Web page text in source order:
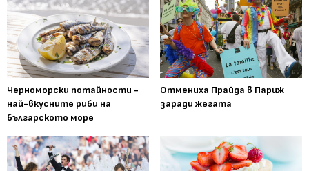
Черноморски потайности -
най-вкусните риби на
българското море
Отмениха Прайда в Париж
заради жегата